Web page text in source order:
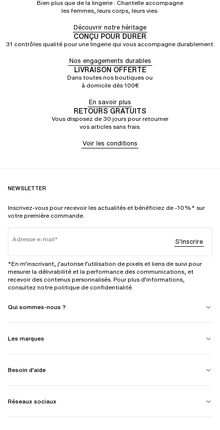
Bien plus que de la lingerie : Chantelle accompagne
les femmes, leurs corps, leurs vies.
Découvrir notre héritage
CONÇU POUR DURER
31 contrôles qualité pour une lingerie qui vous accompagne durablement.
Nos engagements durables
LIVRAISON OFFERTE
Dans toutes nos boutiques ou
à domicile dès 100€
En savoir plus
RETOURS GRATUITS
Vous disposez de 30 jours pour retourner
vos articles sans frais.
Voir les conditions
NEWSLETTER
Inscrivez-vous pour recevoir les actualités et bénéficiez de -10%* sur
votre première commande.
Adresse e-mail S'inscrire
*En m’inscrivant, j’autorise l’utilisation de pixels et liens de suivi pour
mesurer la délivrabilité et la performance des communications, et
recevoir des contenus personnalisés. Pour plus d’informations,
consultez notre politique de confidentialité.
Qui sommes-nous ?
Les marques
Besoin d'aide
Réseaux sociaux